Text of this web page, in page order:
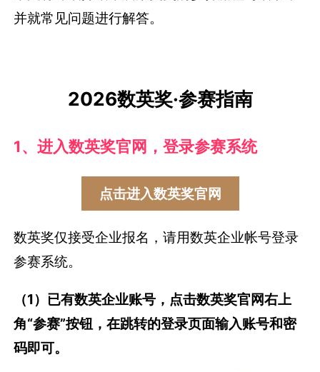
并就常见问题进行解答。
2026数英奖·参赛指南
1、进入数英奖官网，登录参赛系统
点击进入数英奖官网
数英奖仅接受企业报名，请用数英企业帐号登录
参赛系统。
（1）已有数英企业账号，点击数英奖官网右上
角“参赛”按钮，在跳转的登录页面输入账号和密
码即可。